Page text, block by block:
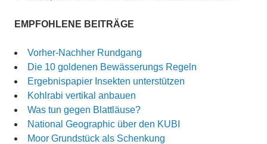
EMPFOHLENE BEITRÄGE
Vorher-Nachher Rundgang
Die 10 goldenen Bewässerungs Regeln
Ergebnispapier Insekten unterstützen
Kohlrabi vertikal anbauen
Was tun gegen Blattläuse?
National Geographic über den KUBI
Moor Grundstück als Schenkung